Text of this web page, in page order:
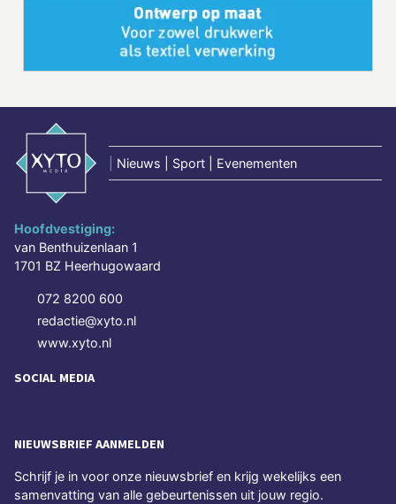
Nieuws | Sport | Evenementen
Hoofdvestiging:
van Benthuizenlaan 1
1701 BZ Heerhugowaard
072 8200 600
redactie@xyto.nl
www.xyto.nl
SOCIAL MEDIA
NIEUWSBRIEF AANMELDEN
Schrijf je in voor onze nieuwsbrief en krijg wekelijks een
samenvatting van alle gebeurtenissen uit jouw regio.